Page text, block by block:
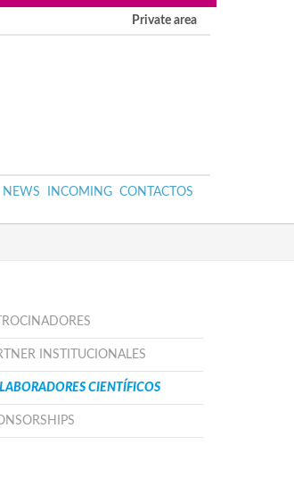
Private area
NEWS INCOMING CONTACTOS
INSTITUCIONALES
CIENTÍFICOS